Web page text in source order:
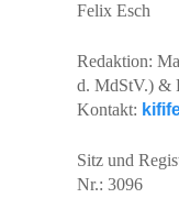
Felix Esch
Redaktion:
d. MdStV.) &
Kontakt:
Sitz und
Nr.: 3096